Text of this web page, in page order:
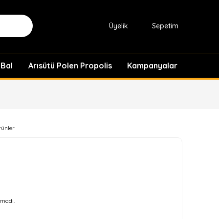
Üyelik Sepetim
Arısütü Polen Propolis Kampanyalar